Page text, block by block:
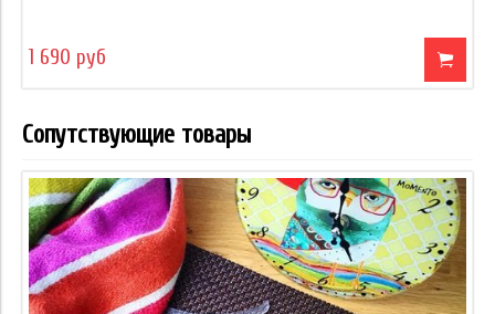
1 690 руб
Сопутствующие товары